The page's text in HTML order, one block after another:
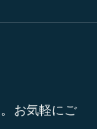
お気軽にご